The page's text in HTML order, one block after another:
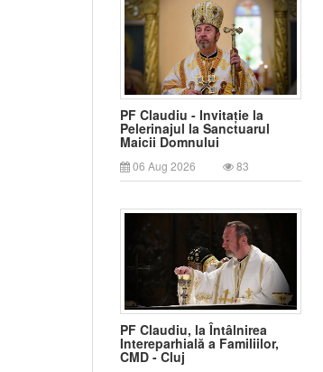
PF Claudiu - Invitație la
Pelerinajul la Sanctuarul
Maicii Domnului
06 Aug 2026 83
PF Claudiu, la Întâlnirea
Intereparhială a Familiilor,
CMD - Cluj